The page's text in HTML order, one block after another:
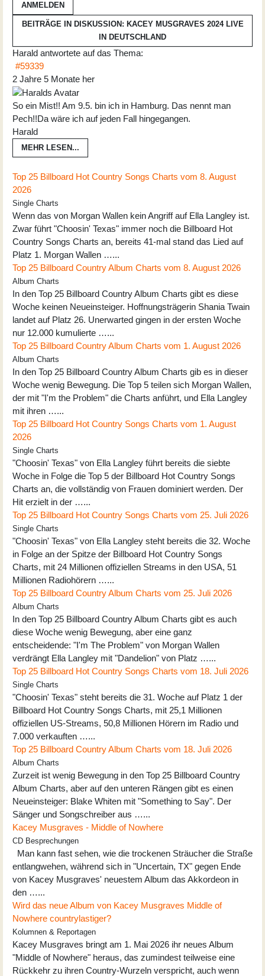
ANMELDEN
BEITRÄGE IN DISKUSSION: KACEY MUSGRAVES 2024 LIVE
IN DEUTSCHLAND
Harald antwortete auf das Thema:
#59339
2 Jahre 5 Monate her
So ein Mist!! Am 9.5. bin ich in Hamburg. Das nennt man
Pech!!Da wäre ich auf jeden Fall hingegangen.
Harald
MEHR LESEN...
Top 25 Billboard Hot Country Songs Charts vom 8. August
2026
Single Charts
Wenn das von Morgan Wallen kein Angriff auf Ella Langley ist.
Zwar führt "Choosin' Texas" immer noch die Billboard Hot
Country Songs Charts an, bereits 41-mal stand das Lied auf
Platz 1. Morgan Wallen …...
Top 25 Billboard Country Album Charts vom 8. August 2026
Album Charts
In den Top 25 Billboard Country Album Charts gibt es diese
Woche keinen Neueinsteiger. Hoffnungsträgerin Shania Twain
landet auf Platz 26. Unerwarted gingen in der ersten Woche
nur 12.000 kumulierte …...
Top 25 Billboard Country Album Charts vom 1. August 2026
Album Charts
In den Top 25 Billboard Country Album Charts gib es in dieser
Woche wenig Bewegung. Die Top 5 teilen sich Morgan Wallen,
der mit "I'm the Problem" die Charts anführt, und Ella Langley
mit ihren …...
Top 25 Billboard Hot Country Songs Charts vom 1. August
2026
Single Charts
"Choosin' Texas" von Ella Langley führt bereits die siebte
Woche in Folge die Top 5 der Billboard Hot Country Songs
Charts an, die vollständig von Frauen dominiert werden. Der
Hit erzielt in der …...
Top 25 Billboard Hot Country Songs Charts vom 25. Juli 2026
Single Charts
"Choosin' Texas" von Ella Langley steht bereits die 32. Woche
in Folge an der Spitze der Billboard Hot Country Songs
Charts, mit 24 Millionen offiziellen Streams in den USA, 51
Millionen Radiohörern …...
Top 25 Billboard Country Album Charts vom 25. Juli 2026
Album Charts
In den Top 25 Billboard Country Album Charts gibt es auch
diese Woche wenig Bewegung, aber eine ganz
entscheidende: "I'm The Problem" von Morgan Wallen
verdrängt Ella Langley mit "Dandelion" von Platz …...
Top 25 Billboard Hot Country Songs Charts vom 18. Juli 2026
Single Charts
"Choosin' Texas" steht bereits die 31. Woche auf Platz 1 der
Billboard Hot Country Songs Charts, mit 25,1 Millionen
offiziellen US-Streams, 50,8 Millionen Hörern im Radio und
7.000 verkauften …...
Top 25 Billboard Country Album Charts vom 18. Juli 2026
Album Charts
Zurzeit ist wenig Bewegung in den Top 25 Billboard Country
Album Charts, aber auf den unteren Rängen gibt es einen
Neueinsteiger: Blake Whiten mit "Something to Say". Der
Sänger und Songschreiber aus …...
Kacey Musgraves - Middle of Nowhere
CD Besprechungen
Man kann fast sehen, wie die trockenen Sträucher die Straße
entlangwehen, während sich in "Uncertain, TX" gegen Ende
von Kacey Musgraves' neuestem Album das Akkordeon in
den …...
Wird das neue Album von Kacey Musgraves Middle of
Nowhere countrylastiger?
Kolumnen & Reportagen
Kacey Musgraves bringt am 1. Mai 2026 ihr neues Album
"Middle of Nowhere" heraus, das zumindest teilweise eine
Rückkehr zu ihren Country-Wurzeln verspricht, auch wenn